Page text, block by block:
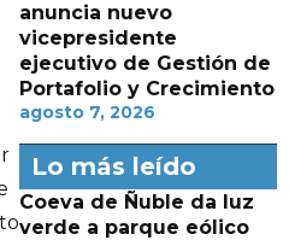
anuncia nuevo
vicepresidente
ejecutivo de Gestión de
Portafolio y Crecimiento
agosto 7, 2026
Lo más leído
Coeva de Ñuble da luz
verde a parque eólico